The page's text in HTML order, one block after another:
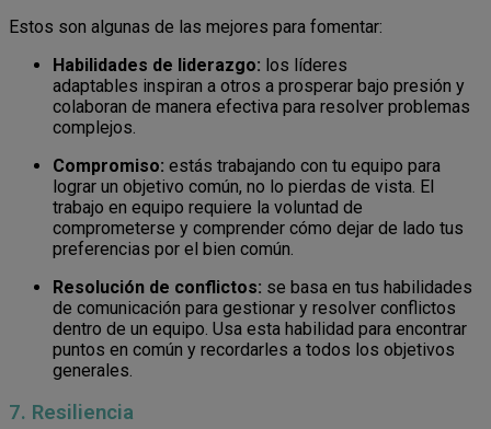
Estos son algunas de las mejores para fomentar:
Habilidades de liderazgo: los líderes
adaptables inspiran a otros a prosperar bajo presión y
colaboran de manera efectiva para resolver problemas
complejos.
Compromiso: estás trabajando con tu equipo para
lograr un objetivo común, no lo pierdas de vista. El
trabajo en equipo requiere la voluntad de
comprometerse y comprender cómo dejar de lado tus
preferencias por el bien común.
Resolución de conflictos: se basa en tus habilidades
de comunicación para gestionar y resolver conflictos
dentro de un equipo. Usa esta habilidad para encontrar
puntos en común y recordarles a todos los objetivos
generales.
7. Resiliencia